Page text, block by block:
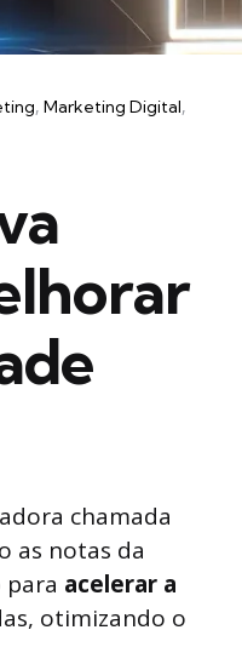
Marketing Digital
chamada
as notas da
para acelerar a
otimizando o